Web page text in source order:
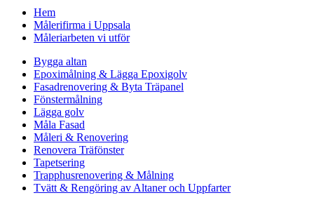
Hem
Målerifirma i Uppsala
Måleriarbeten vi utför
Bygga altan
Epoximålning & Lägga Epoxigolv
Fasadrenovering & Byta Träpanel
Fönstermålning
Lägga golv
Måla Fasad
Måleri & Renovering
Renovera Träfönster
Tapetsering
Trapphusrenovering & Målning
Tvätt & Rengöring av Altaner och Uppfarter